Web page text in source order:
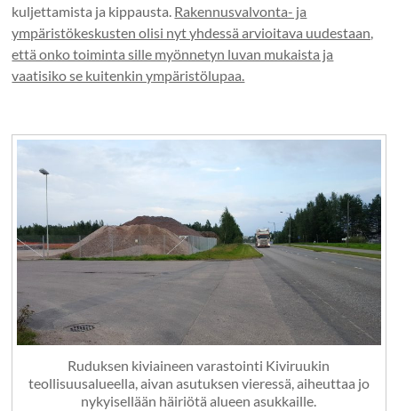
kuljettamista ja kippausta. Rakennusvalvonta- ja
ympäristökeskusten olisi nyt yhdessä arvioitava uudestaan,
että onko toiminta sille myönnetyn luvan mukaista ja
vaatisiko se kuitenkin ympäristölupaa.
Ruduksen kiviaineen varastointi Kiviruukin
teollisuusalueella, aivan asutuksen vieressä, aiheuttaa jo
nykyisellään häiriötä alueen asukkaille.